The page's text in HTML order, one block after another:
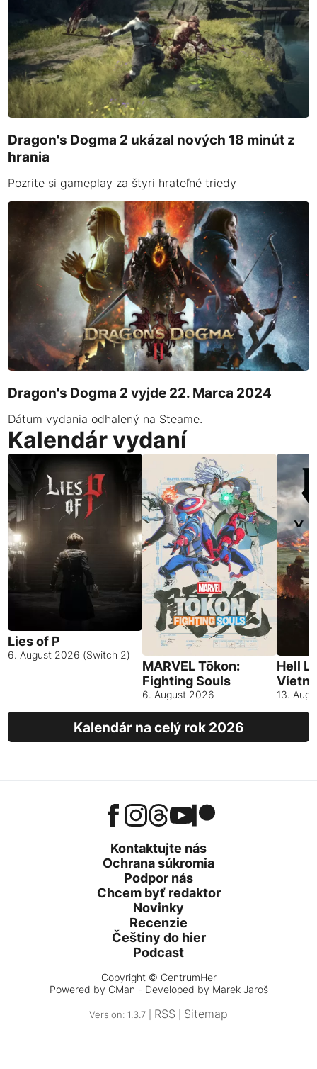
Dragon's Dogma 2 ukázal nových 18 minút z
hrania
Pozrite si gameplay za štyri hrateľné triedy
Dragon's Dogma 2 vyjde 22. Marca 2024
Dátum vydania odhalený na Steame.
Kalendár vydaní
Lies of P
6. August 2026 (Switch 2)
MARVEL Tōkon:
Fighting Souls
6. August 2026
Hell
13.
Kalendár na celý rok 2026
Kontaktujte nás
Ochrana súkromia
Podpor nás
Chcem byť redaktor
Novinky
Recenzie
Češtiny do hier
Podcast
Copyright © CentrumHer
Powered by CMan - Developed by Marek Jaroš
Version: 1.3.7 | RSS Sitemap